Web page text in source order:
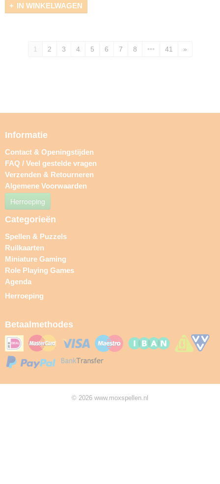
IN WINKELWAGEN
1 2 3 4 5 6 7 8 ••• 41 »
Informatie
Contact & Openingstijden
FAQ / Veel gestelde vragen
Verzenden & Retourneren
Algemene Voorwaarden
Herroeping
Categorieën
Spellen & Puzzels
Ruilkaarten
Miniature Gaming
Role Playing Games
Agenda
Herroeping
Betaalmethodes
© 2026 www.moxspellen.nl